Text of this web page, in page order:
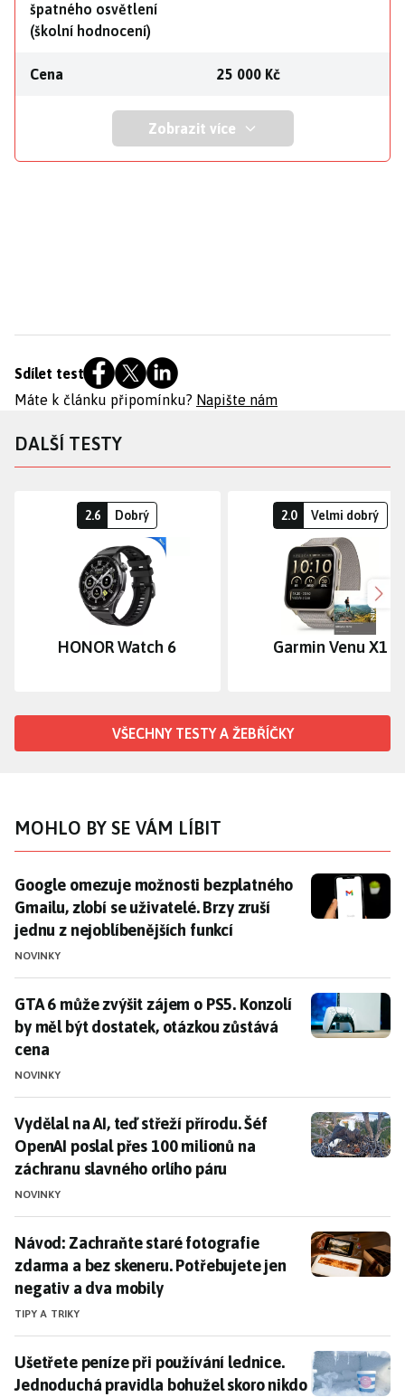
špatného osvětlení
(školní hodnocení)
Cena 25 000 Kč
Zobrazit více
Sdílet test
Máte k článku připomínku? Napište nám
DALŠÍ TESTY
2.6 Dobrý
HONOR Watch 6
2.0 Velmi dobrý
Garmin Venu X1
VŠECHNY TESTY A ŽEBŘÍČKY
MOHLO BY SE VÁM LÍBIT
Google omezuje možnosti bezplatného Gmailu,
Google omezuje možnosti bezplatného
Gmailu, zlobí se uživatelé. Brzy zruší
jednu z nejoblíbenějších funkcí
NOVINKY
GTA 6 může zvýšit zájem o PS5. Konzolí by měl být
GTA 6 může zvýšit zájem o PS5. Konzolí
by měl být dostatek, otázkou zůstává
cena
NOVINKY
Vydělal na AI, teď střeží přírodu. Šéf OpenAI poslal
Vydělal na AI, teď střeží přírodu. Šéf
OpenAI poslal přes 100 milionů na
záchranu slavného orlího páru
NOVINKY
Návod: Zachraňte staré fotografie zdarma a bez
Návod: Zachraňte staré fotografie
zdarma a bez skeneru. Potřebujete jen
negativ a dva mobily
TIPY A TRIKY
Ušetřete peníze při používání lednice. Jednoduchá
Ušetřete peníze při používání lednice.
Jednoduchá pravidla bohužel skoro nikdo